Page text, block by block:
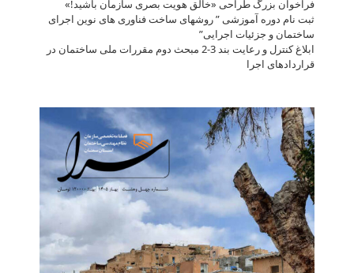
فراخوان بزرگ طراحی «خالق هویت بصری سازمان باشید!»
ثبت نام دوره آموزشی ” روشهای ساخت فناوری های نوین اجرای
ساختمان و جزئیات اجرایی”
ابلاغ کنترل و رعایت بند 3-2 مبحث دوم مقررات ملی ساختمان در
قراردادهای اجرا